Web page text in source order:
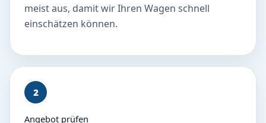
meist aus, damit wir Ihren Wagen schnell
einschätzen können.
2
Angebot prüfen